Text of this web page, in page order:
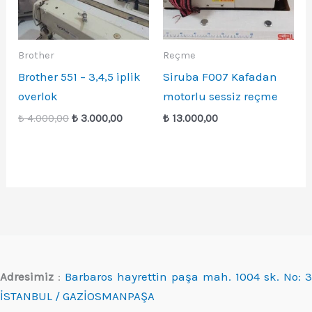
Brother
Brother 551 – 3,4,5 iplik
overlok
₺4.000,00 Orijinal
₺ 3.000,00Şu
Reçme
Siruba F007 Kafadan
motorlu sessiz reçme
₺ 13.000,00
Adresimiz : Barbaros hayrettin paşa mah. 1004 sk. No: 3
İSTANBUL / GAZİOSMANPAŞA